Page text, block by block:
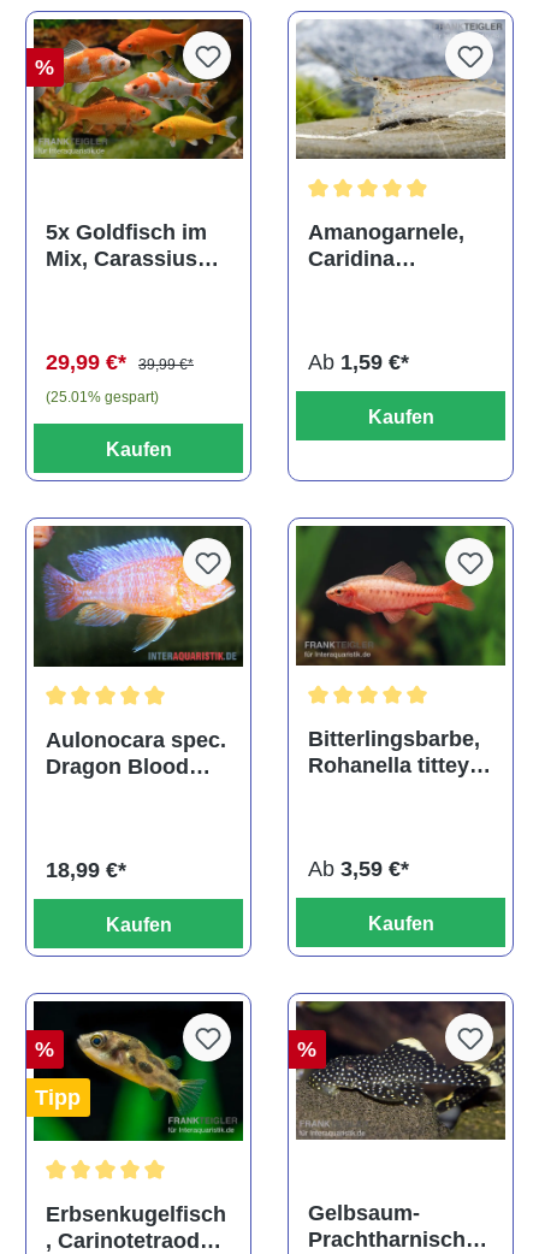
%
5x Goldfisch im
Mix, Carassius
29,99 €*
39,99 €*
(25.01% gespart)
Kaufen
Amanogarnele,
Caridina
Ab 1,59 €*
Kaufen
Durchschnittliche Bewertung von 5 von 5 Sternen
Aulonocara spec.
Dragon Blood
18,99 €*
Kaufen
Bitterlingsbarbe,
Rohanella titteya,
Ab 3,59 €*
Kaufen
%
Tipp
Durchschnittliche Bewertung von 5 von 5 Sternen
Erbsenkugelfisch
, Carinotetraodon
%
Gelbsaum-
Prachtharnischw